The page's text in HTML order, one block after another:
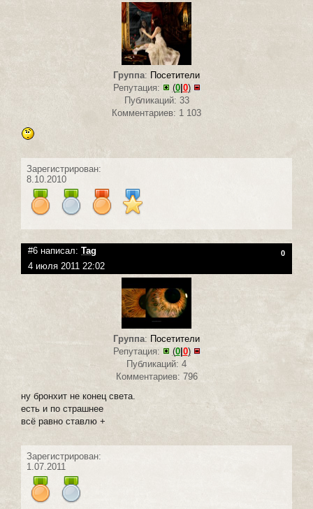
Группа: Посетители
Репутация:
(0| 0)
Публикаций: 33
Комментариев: 1 103
Зарегистрирован:
8.10.2010
#6 написал: Tag 0
4 июля 2011 22:02
Группа: Посетители
Репутация:
(0| 0)
Публикаций: 4
Комментариев: 796
ну бронхит не конец света.
есть и по страшнее
всё равно ставлю +
Зарегистрирован:
1.07.2011